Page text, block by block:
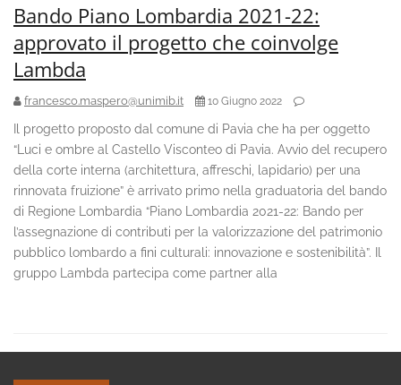
Bando Piano Lombardia 2021-22:
approvato il progetto che coinvolge
Lambda
francesco.maspero@unimib.it 10 Giugno 2022
Il progetto proposto dal comune di Pavia che ha per oggetto
“Luci e ombre al Castello Visconteo di Pavia. Avvio del recupero
della corte interna (architettura, affreschi, lapidario) per una
rinnovata fruizione” è arrivato primo nella graduatoria del bando
di Regione Lombardia “Piano Lombardia 2021-22: Bando per
l’assegnazione di contributi per la valorizzazione del patrimonio
pubblico lombardo a fini culturali: innovazione e sostenibilità”. Il
gruppo Lambda partecipa come partner alla